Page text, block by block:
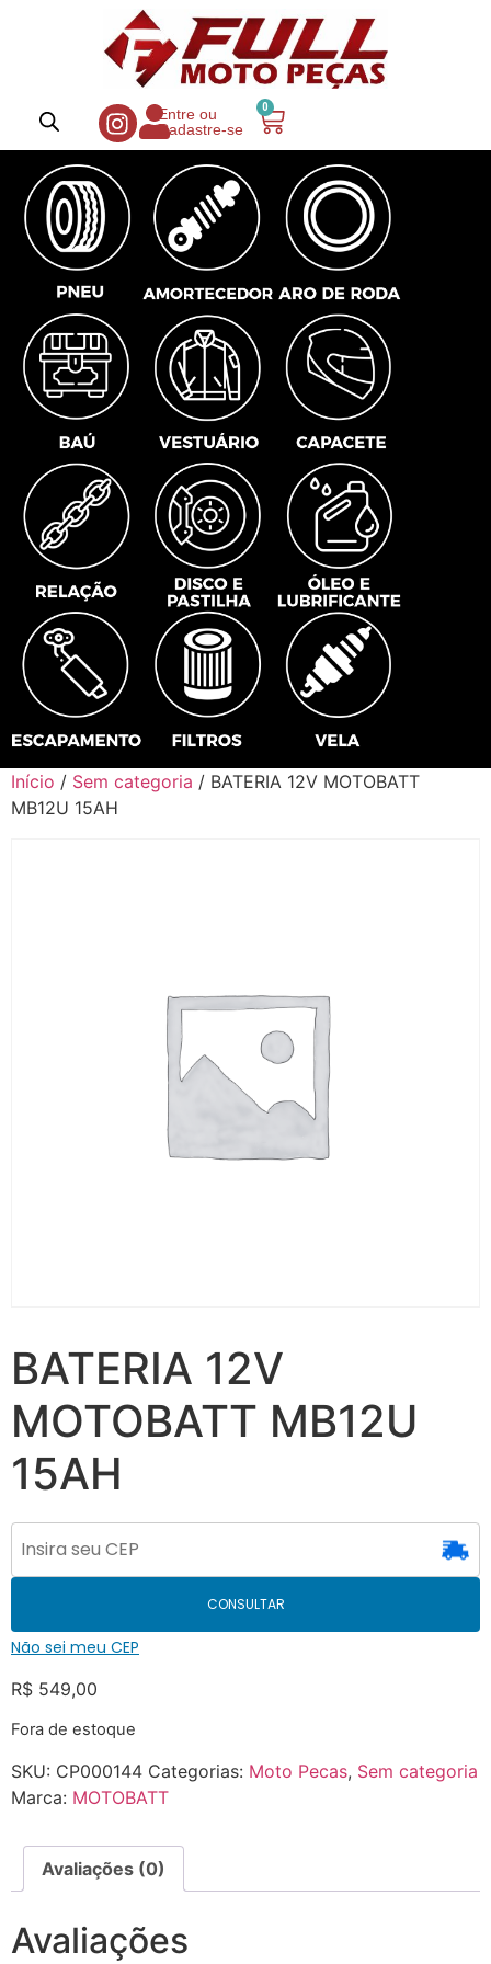
Entre ou
Cadastre-se
0
Início / Sem categoria / BATERIA 12V MOTOBATT
MB12U 15AH
BATERIA 12V
MOTOBATT MB12U
15AH
CONSULTAR
Não sei meu CEP
R$ 549,00
Fora de estoque
SKU: CP000144 Categorias: Moto Pecas, Sem categoria
Marca: MOTOBATT
Avaliações (0)
Avaliações